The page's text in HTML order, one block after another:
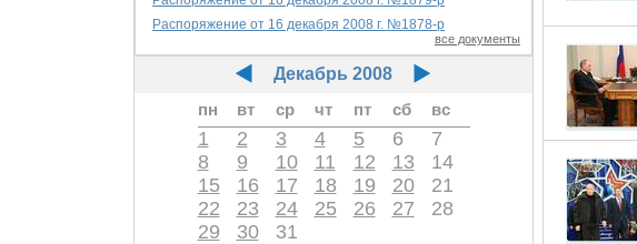
Распоряжение от 16 декабря 2008 г. №1878-р
все документы
Декабрь 2008
пн
вт ср чт пт сб вс
1 2 3 4 5 6
7
8
9 10 11 12 13
14
15
16 17 18 19 20
21
22
23 24 25 26 27
28
29
30 31